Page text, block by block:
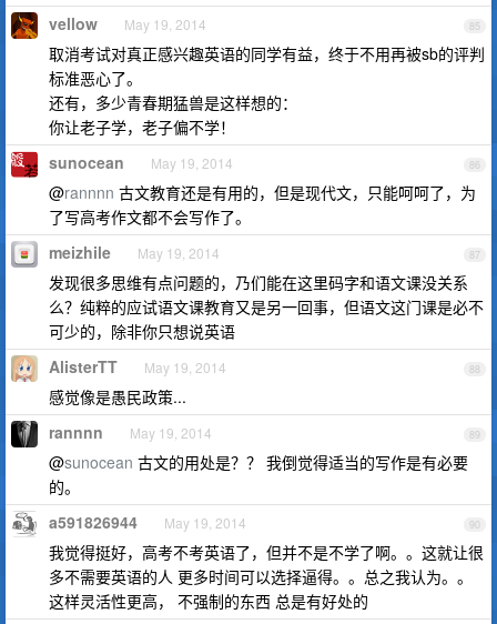
85
vellow May 19, 2014
取消考试对真正感兴趣英语的同学有益，终于不用再被sb的评判
标准恶心了。
还有，多少青春期猛兽是这样想的：
你让老子学，老子偏不学！
86
sunocean May 19, 2014
@rannnn 古文教育还是有用的，但是现代文，只能呵呵了，为
了写高考作文都不会写作了。
87
meizhile May 19, 2014
发现很多思维有点问题的，乃们能在这里码字和语文课没关系
么？纯粹的应试语文课教育又是另一回事，但语文这门课是必不
可少的，除非你只想说英语
88
AlisterTT May 19, 2014
感觉像是愚民政策...
89
rannnn May 19, 2014
@sunocean 古文的用处是？？ 我倒觉得适当的写作是有必要
的。
90
a591826944 May 19, 2014
我觉得挺好，高考不考英语了，但并不是不学了啊。。这就让很
多不需要英语的人 更多时间可以选择逼得。。总之我认为。。
这样灵活性更高， 不强制的东西 总是有好处的